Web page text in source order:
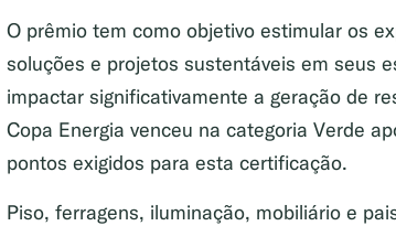
O prêmio tem como objetivo estimular os
soluções e projetos sustentáveis em seus
impactar significativamente a geração de
Copa Energia venceu na categoria Verde
pontos exigidos para esta certificação.
Piso, ferragens, iluminação, mobiliário e